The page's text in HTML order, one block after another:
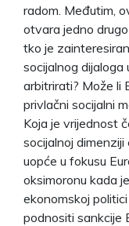
radom. Međutim,
otvara jedno
tko je
socijalnog dijaloga
arbitrirati? Može li
privlačni socijalni
Koja je vrijednost
socijalnoj dimenziji
uopće u fokusu
oksimoronu kada
ekonomskoj
podnositi sankcije